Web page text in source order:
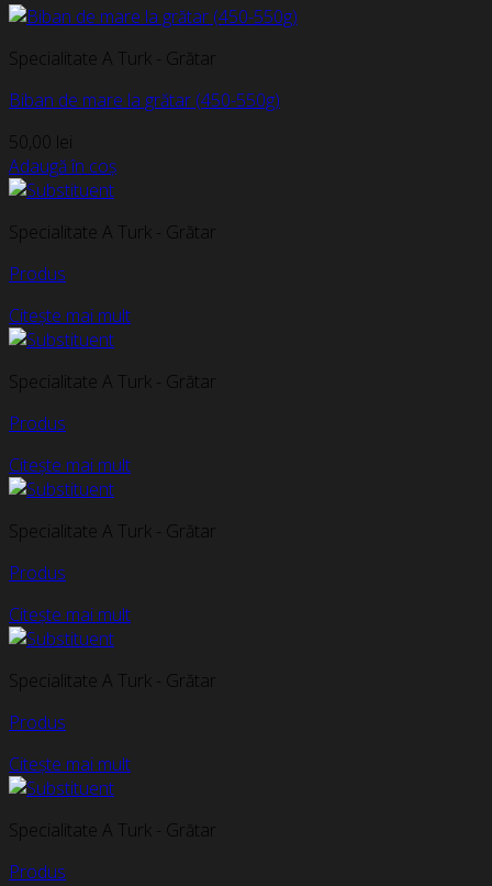
Specialitate A Turk - Grătar
Biban de mare la grătar (450-550g)
50,00 lei
Adaugă în coș
Specialitate A Turk - Grătar
Produs
Citește mai mult
Specialitate A Turk - Grătar
Produs
Citește mai mult
Specialitate A Turk - Grătar
Produs
Citește mai mult
Specialitate A Turk - Grătar
Produs
Citește mai mult
Specialitate A Turk - Grătar
Produs